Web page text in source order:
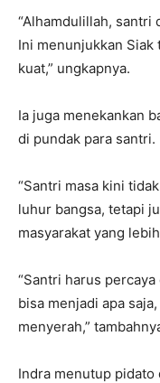
“Alhamdulillah, santri
Ini menunjukkan Siak
kuat,” ungkapnya.
Ia juga menekankan
di pundak para santri.
“Santri masa kini
luhur bangsa, tetapi
masyarakat yang
“Santri harus
bisa menjadi apa
menyerah,”
Indra menutup